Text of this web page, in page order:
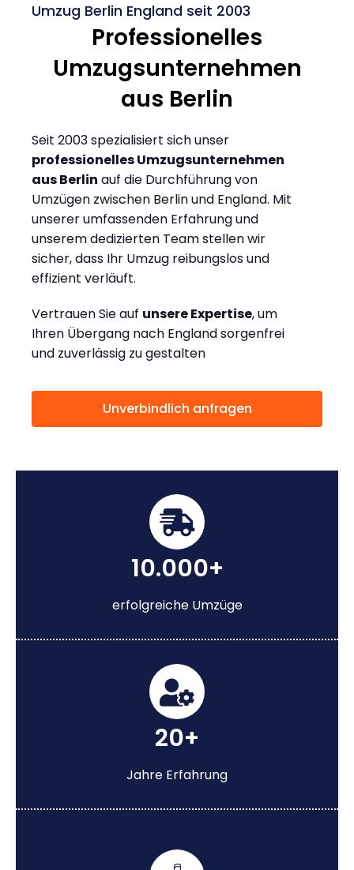
Umzug Berlin England seit 2003
Professionelles
Umzugsunternehmen
aus Berlin
Seit 2003 spezialisiert sich unser
professionelles Umzugsunternehmen
aus Berlin auf die Durchführung von
Umzügen zwischen Berlin und England. Mit
unserer umfassenden Erfahrung und
unserem dedizierten Team stellen wir
sicher, dass Ihr Umzug reibungslos und
effizient verläuft.
Vertrauen Sie auf unsere Expertise, um
Ihren Übergang nach England sorgenfrei
und zuverlässig zu gestalten
Unverbindlich anfragen
10.000+
erfolgreiche Umzüge
20+
Jahre Erfahrung